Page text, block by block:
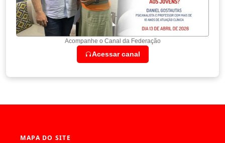
Acompanhe o Canal da Federação
Acessar canal
MAPA DO SITE